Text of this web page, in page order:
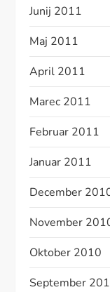
Junij 2011
Maj 2011
April 2011
Marec 2011
Februar 2011
Januar 2011
December
November
Oktober 2010
September